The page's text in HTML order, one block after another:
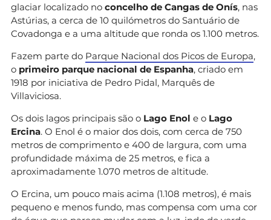
glaciar localizado no concelho de Cangas de Onís, nas
Astúrias, a cerca de 10 quilómetros do Santuário de
Covadonga e a uma altitude que ronda os 1.100 metros.
Fazem parte do Parque Nacional dos Picos de Europa,
o primeiro parque nacional de Espanha, criado em
1918 por iniciativa de Pedro Pidal, Marquês de
Villaviciosa.
Os dois lagos principais são o Lago Enol e o Lago
Ercina. O Enol é o maior dos dois, com cerca de 750
metros de comprimento e 400 de largura, com uma
profundidade máxima de 25 metros, e fica a
aproximadamente 1.070 metros de altitude.
O Ercina, um pouco mais acima (1.108 metros), é mais
pequeno e menos fundo, mas compensa com uma cor